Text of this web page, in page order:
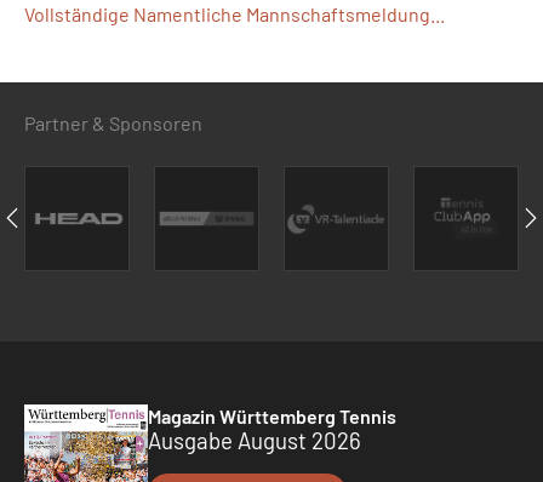
Vollständige Namentliche Mannschaftsmeldung...
Partner & Sponsoren
Magazin Württemberg Tennis
Ausgabe August 2026